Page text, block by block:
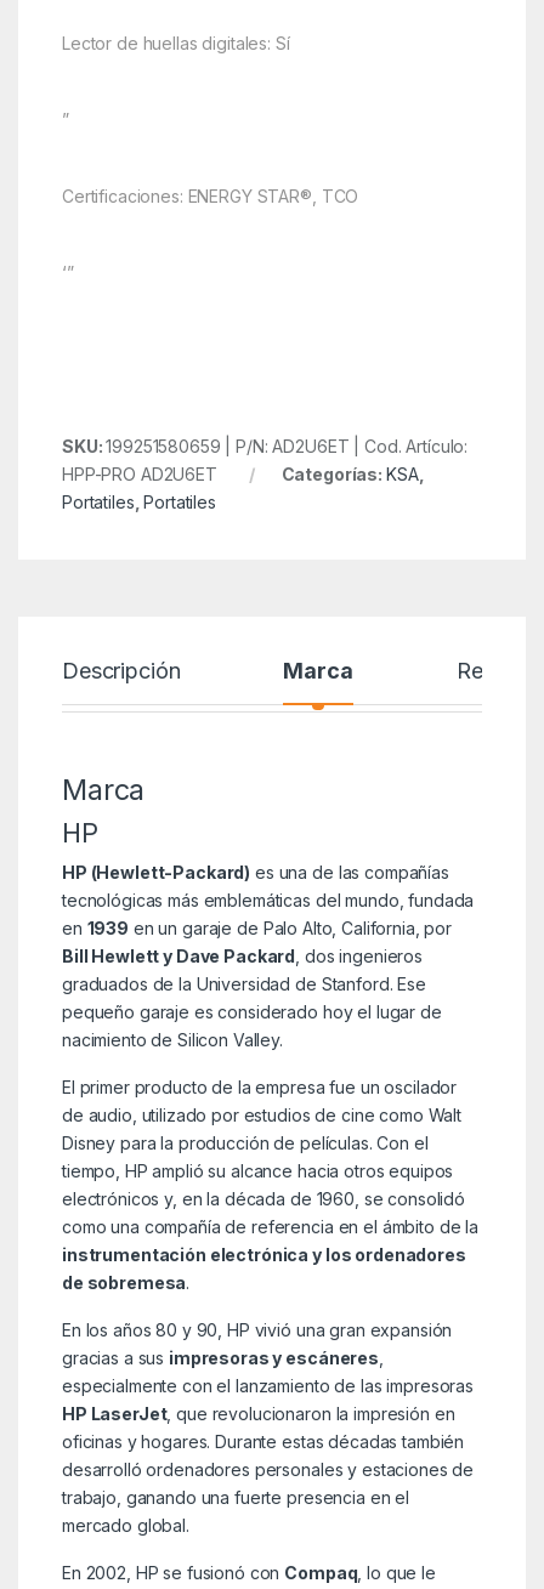
Lector de huellas digitales: Sí
”
Certificaciones: ENERGY STAR®, TCO
‘”
SKU:199251580659 | P/N: AD2U6ET | Cod. Artículo:
HPP-PRO AD2U6ET
Categorías: KSA,
Portatiles ,Portatiles
Descripción Marca Reseñas
Marca
HP
HP (Hewlett-Packard) es una de las compañías
tecnológicas más emblemáticas del mundo, fundada
en 1939 en un garaje de Palo Alto, California, por
Bill Hewlett y Dave Packard , dos ingenieros
graduados de la Universidad de Stanford. Ese
pequeño garaje es considerado hoy el lugar de
nacimiento de Silicon Valley.
El primer producto de la empresa fue un oscilador
de audio, utilizado por estudios de cine como Walt
Disney para la producción de películas. Con el
tiempo, HP amplió su alcance hacia otros equipos
electrónicos y, en la década de 1960, se consolidó
como una compañía de referencia en el ámbito de la
instrumentación electrónica y los ordenadores
de sobremesa.
En los años 80 y 90, HP vivió una gran expansión
gracias a sus impresoras y escáneres
especialmente con el lanzamiento de las impresoras
HP LaserJet, que revolucionaron la impresión en
oficinas y hogares. Durante estas décadas también
desarrolló ordenadores personales y estaciones de
trabajo, ganando una fuerte presencia en el
mercado global.
En 2002, HP se fusionó con Compaq , lo que le